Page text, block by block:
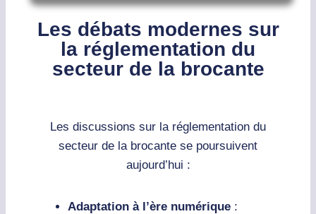
Les débats modernes sur
la réglementation du
secteur de la brocante
Les discussions sur la réglementation du
secteur de la brocante se poursuivent
aujourd’hui :
Adaptation à l’ère numérique :